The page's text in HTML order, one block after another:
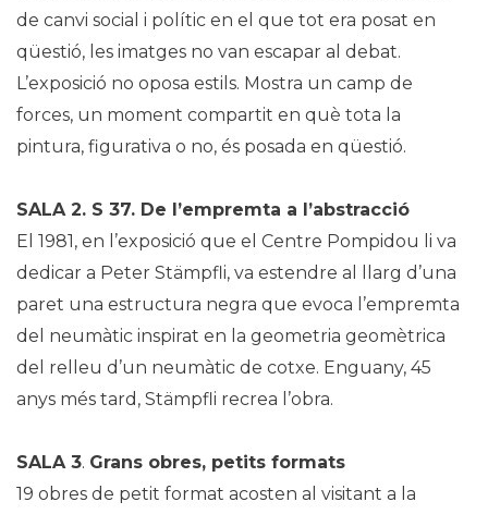
de canvi social i polític en el que tot era posat en
qüestió, les imatges no van escapar al debat.
L’exposició no oposa estils. Mostra un camp de
forces, un moment compartit en què tota la
pintura, figurativa o no, és posada en qüestió.
SALA 2. S 37. De l’empremta a l’abstracció
El 1981, en l’exposició que el Centre Pompidou li va
dedicar a Peter Stämpfli, va estendre al llarg d’una
paret una estructura negra que evoca l’empremta
del neumàtic inspirat en la geometria geomètrica
del relleu d’un neumàtic de cotxe. Enguany, 45
anys més tard, Stämpfli recrea l’obra.
SALA 3. Grans obres, petits formats
19 obres de petit format acosten al visitant a la